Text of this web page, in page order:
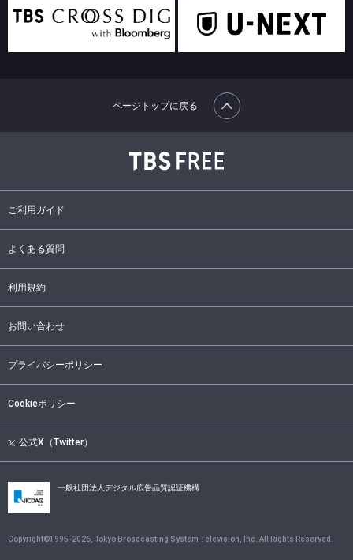
ご利用ガイド
よくある質問
利用規約
お問い合わせ
プライバシーポリシー
Cookieポリシー
公式X（Twitter）
ページトップに戻る
一般社団法人デジタル広告品質認証機構
Copyright©1995-2026 , Tokyo Broadcasting System Television, Inc. All Rights Reserved.